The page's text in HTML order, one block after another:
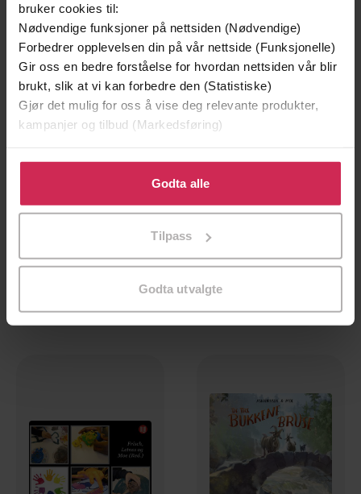
bruker cookies til:
Nødvendige funksjoner på nettsiden (Nødvendige)
Forbedrer opplevelsen din på vår nettside (Funksjonelle)
Gir oss en bedre forståelse for hvordan nettsiden vår blir
brukt, slik at vi kan forbedre den (Statistiske)
Gjør det mulig for oss å vise deg relevante produkter,
kampanjer og tilbud (Markedsføring)
Klikk på «Godta alle» for å gi oss ditt samtykke til å
bruke cookies for alle disse formålene. Du kan også
tilpasse ditt samtykke til spesifikke formål ved å klikke
Godta alle
Tilpass
Godta utvalgte
Peter Christen Asbjørnsen
Lars Saabye Christensen